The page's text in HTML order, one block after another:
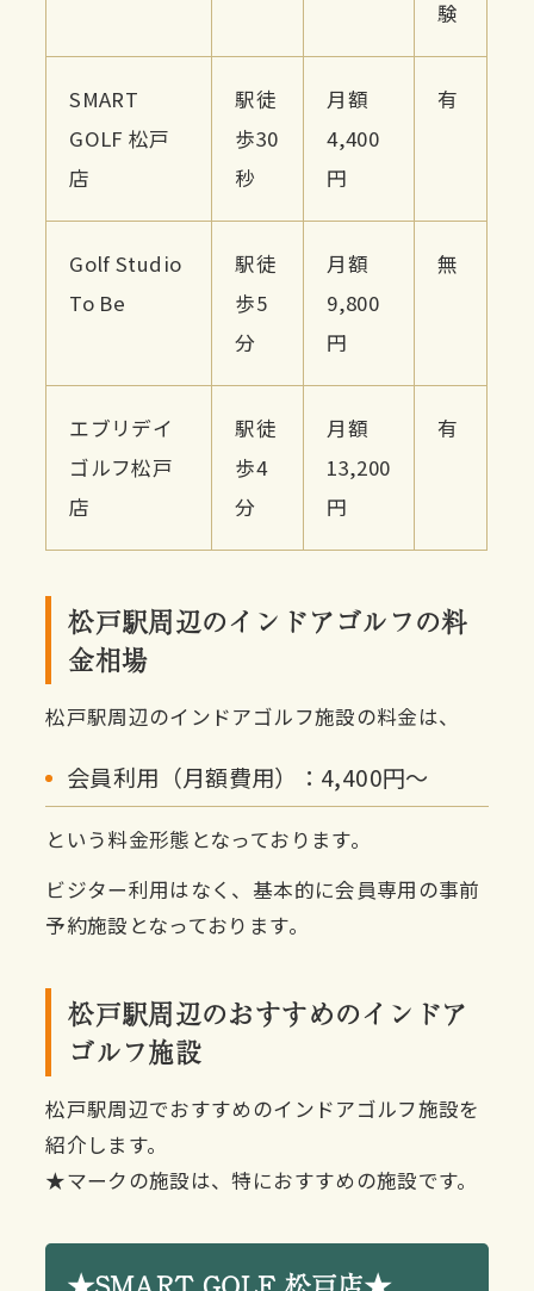
験
SMART
GOLF 松戸
店
駅徒
歩30
秒
月額
4,400
円
有
Golf Studio
To Be
駅徒
歩5
分
月額
9,800
円
無
エブリデイ
ゴルフ松戸
店
駅徒
歩4
分
月額
13,200
円
有
松戸駅周辺のインドアゴルフの料
金相場
松戸駅周辺のインドアゴルフ施設の料金は、
会員利用（月額費用）：4,400円〜
という料金形態となっております。
ビジター利用はなく、基本的に会員専用の事前
予約施設となっております。
松戸駅周辺のおすすめのインドア
ゴルフ施設
松戸駅周辺でおすすめのインドアゴルフ施設を
紹介します。
★マークの施設は、特におすすめの施設です。